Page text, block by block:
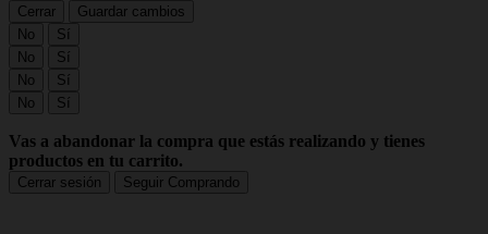
Cerrar
Guardar cambios
No
Sí
No
Sí
No
Sí
No
Sí
Vas a abandonar la compra que estás realizando y tienes
productos en tu carrito.
Cerrar sesión Seguir Comprando